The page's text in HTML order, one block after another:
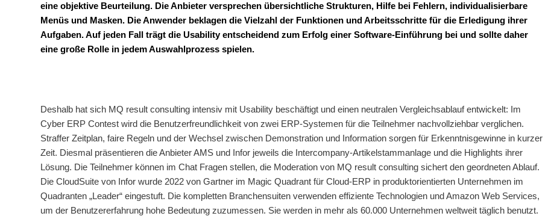
eine objektive Beurteilung. Die Anbieter versprechen übersichtliche Strukturen, Hilfe bei Fehlern, individualisierbare
Menüs und Masken. Die Anwender beklagen die Vielzahl der Funktionen und Arbeitsschritte für die Erledigung ihrer
Aufgaben. Auf jeden Fall trägt die Usability entscheidend zum Erfolg einer Software-Einführung bei und sollte daher
eine große Rolle in jedem Auswahlprozess spielen.
Deshalb hat sich MQ result consulting intensiv mit Usability beschäftigt und einen neutralen Vergleichsablauf entwickelt: Im
Cyber ERP Contest wird die Benutzerfreundlichkeit von zwei ERP-Systemen für die Teilnehmer nachvollziehbar verglichen.
Straffer Zeitplan, faire Regeln und der Wechsel zwischen Demonstration und Information sorgen für Erkenntnisgewinne in kurzer
Zeit. Diesmal präsentieren die Anbieter AMS und Infor jeweils die Intercompany-Artikelstammanlage und die Highlights ihrer
Lösung. Die Teilnehmer können im Chat Fragen stellen, die Moderation von MQ result consulting sichert den geordneten Ablauf.
Die CloudSuite von Infor wurde 2022 von Gartner im Magic Quadrant für Cloud-ERP in produktorientierten Unternehmen im
Quadranten „Leader“ eingestuft. Die kompletten Branchensuiten verwenden effiziente Technologien und Amazon Web Services,
um der Benutzererfahrung hohe Bedeutung zuzumessen. Sie werden in mehr als 60.000 Unternehmen weltweit täglich benutzt.